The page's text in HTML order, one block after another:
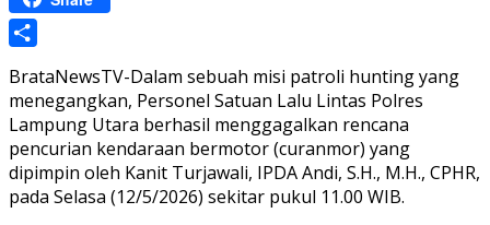
BrataNewsTV-Dalam sebuah misi patroli hunting yang
menegangkan, Personel Satuan Lalu Lintas Polres
Lampung Utara berhasil menggagalkan rencana
pencurian kendaraan bermotor (curanmor) yang
dipimpin oleh Kanit Turjawali, IPDA Andi, S.H., M.H., CPHR,
pada Selasa (12/5/2026) sekitar pukul 11.00 WIB.